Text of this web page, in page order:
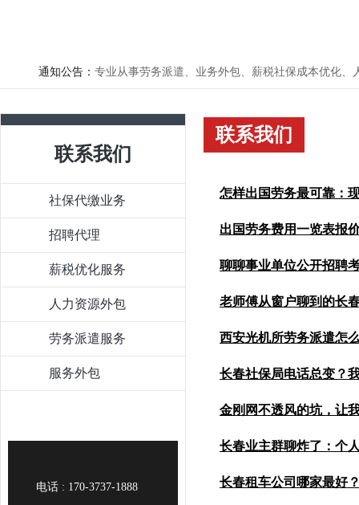
通知公告： 专业从事劳务派遣、业务外包、薪税社保成本优化、
联系我们
社保代缴业务
招聘代理
薪税优化服务
人力资源外包
劳务派遣服务
服务外包
电话 : 170-3737-1888
联系我们
怎样出国劳务最可靠：
靠：现场见过的几个真
出国劳务费用一览表报
表报价里容易漏的几项
是用法和安装细节。
聊聊事业单位公开招聘
跑了几趟事业单位公开
审核补录那些实打实的
老师傅从窗户聊到的长
李姐闲谈间，扯出长春
白，手艺到位才是硬通
西安光机所劳务派遣怎
遣选不好，抽检卡壳、
看过再签。
长春社保局电话总变？
号码老变，我们做长春
金刚网不透风的坑，让
司，别再满大街打电话
长春业主群聊炸了：个
里，个人想开劳务公司
长春租车公司哪家最好